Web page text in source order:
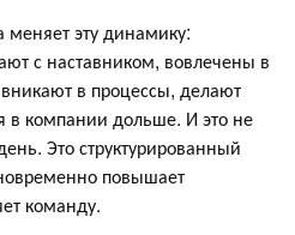
меняет эту динамику:
с наставником, вовлечены в
в процессы, делают
компании дольше. И это не
Это структурированный
повышает
команду.